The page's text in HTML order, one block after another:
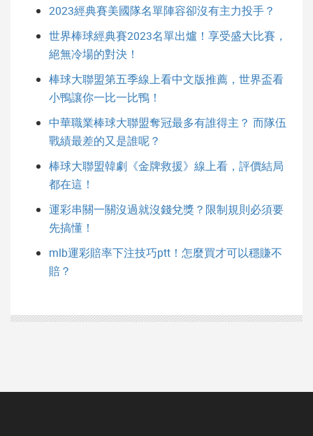
2023經典賽美國隊名單陣容卻沒有主力投手？
世界棒球經典賽2023名單出爐！享受盛大比賽，
絕無冷場的對決！
棒球大聯盟第五季線上看中文版推薦，世界盃看
小鴨讓你一比一比鴨！
中華職業棒球大聯盟奪冠最多有誰得主？ 而隊伍
戰績最差的又是誰呢？
棒球大聯盟韓劇《金牌救援》線上看，評價結局
都在這！
運彩串關一關沒過就沒錢兌獎？限制規則必須要
先搞懂！
mlb運彩賠率下注技巧ptt！怎麼買才可以穩賺不
賠？